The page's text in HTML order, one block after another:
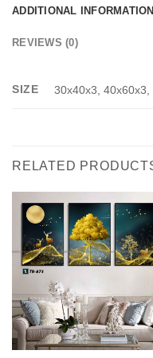
ADDITIONAL INFORMATION
REVIEWS (0)
SIZE 30x40x3,
RELATED